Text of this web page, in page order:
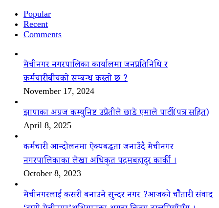
Popular
Recent
Comments
मेचीनगर नगरपालिका कार्यालमा जनप्रतिनिधि र
कर्मचारीबीचको सम्बन्ध कस्तो छ ?
November 17, 2024
झापाका अग्रज कम्युनिष्ट उप्रेतीले छाडे एमाले पार्टी(पत्र सहित)
April 8, 2025
कर्मचारी आन्दोलनमा ऐक्यबद्धता जनाउँदै मेचीनगर
नगरपालिकाका लेखा अधिकृत पदमबहादुर कार्की ।
October 8, 2023
मेचीनगरलाई कसरी बनाउने सुन्दर नगर ?आजको चौैतारी संवाद